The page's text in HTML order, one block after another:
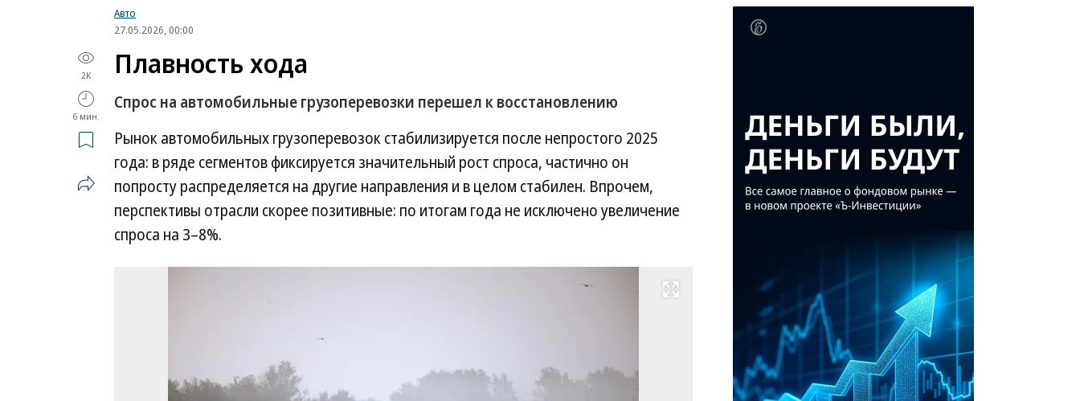
Авто
27.05.2026, 00:00
2K
6 мин.
Плавность хода
Спрос на автомобильные грузоперевозки перешел к восстановлению
Рынок автомобильных грузоперевозок стабилизируется после непростого 2025
года: в ряде сегментов фиксируется значительный рост спроса, частично он
попросту распределяется на другие направления и в целом стабилен. Впрочем,
перспективы отрасли скорее позитивные: по итогам года не исключено увеличение
спроса на 3–8%.
Развернуть на весь экран
Фото:
Манзюк,
Коммерсантъ